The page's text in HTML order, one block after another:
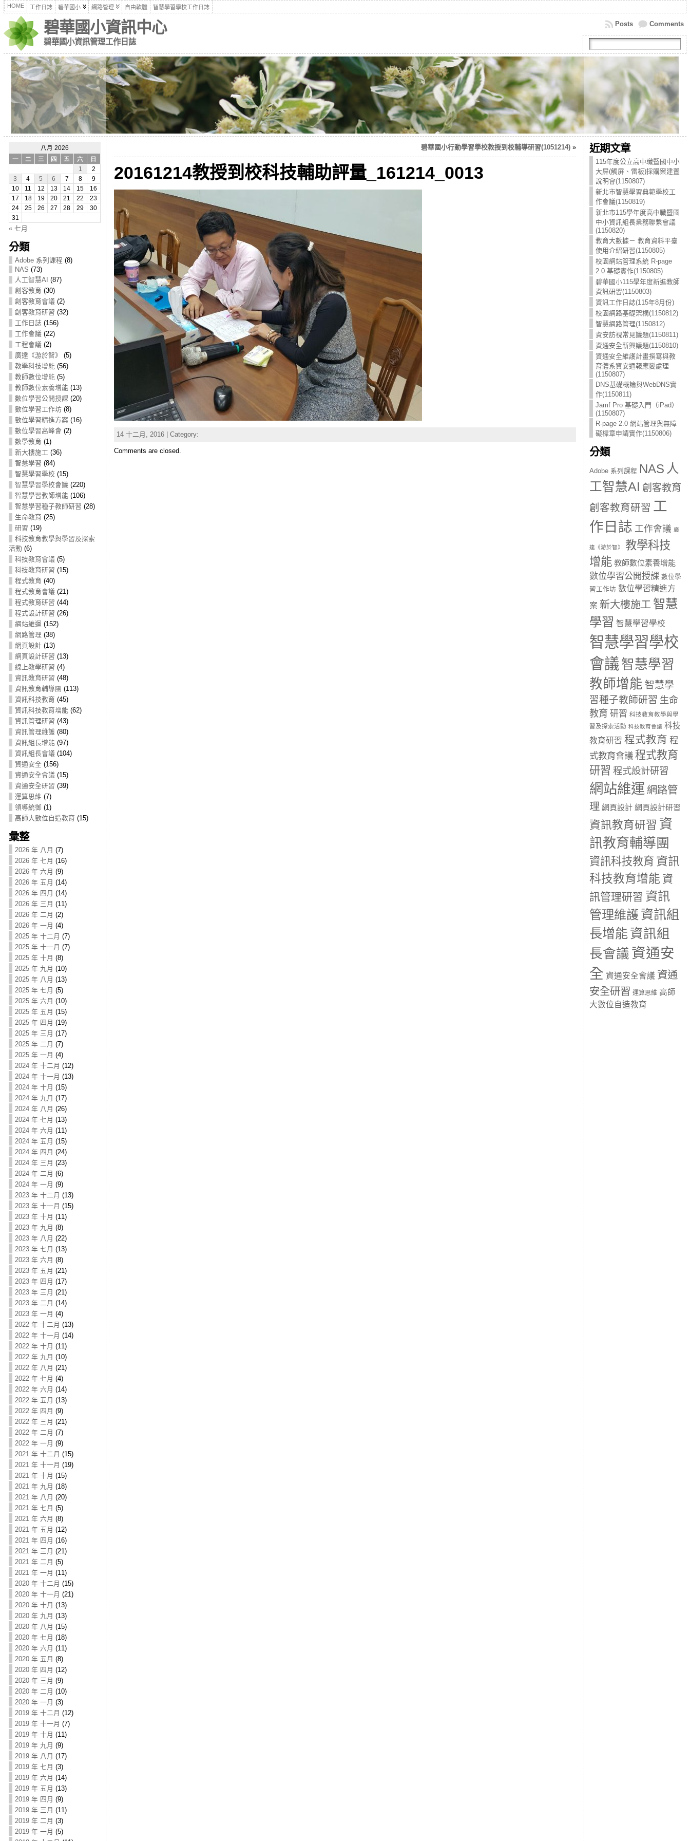
HOME 工作日誌 碧華國小 網路管理 自由軟體 智慧學習學校工作日誌
碧華國小資訊中心
碧華國小資訊管理工作日誌
Comments
Posts
八月 2026
一
二 三 四 五 六
日
1
2
3
4 5 6 7 8
9
10
11 12 13 14 15
16
17
18 19 20 21 22
23
24
25 26 27 28 29
30
31
« 七月
分類
Adobe 系列課程 (8)
NAS (73)
人工智慧AI (87)
創客教育 (30)
創客教育會議 (2)
創客教育研習 (32)
工作日誌 (156)
工作會議 (22)
工程會議 (2)
廣達《游於智》
(5)
教學科技增能(56)
教師數位增能(5)
教師數位素養增能(13)
數位學習公開授課 (20)
數位學習工作坊(8)
數位學習精進方案 (16)
數位學習高峰會 (2)
數學教育 (1)
新大樓施工 (36)
智慧學習 (84)
智慧學習學校 (15)
智慧學習學校會議 (220)
智慧學習教師增能(106)
智慧學習種子教師研習 (28)
生命教育 (25)
研習 (19)
科技教育教學與學習及探索
活動 (6)
科技教育會議 (5)
科技教育研習 (15)
程式教育 (40)
程式教育會議 (21)
程式教育研習 (44)
程式設計研習 (26)
網站維運 (152)
網路管理 (38)
網頁設計(13)
網頁設計研習 (13)
線上教學研習 (4)
資訊教育研習 (48)
資訊教育輔導團 (113)
資訊科技教育 (45)
資訊科技教育增能(62)
資訊管理研習 (43)
資訊管理維護(80)
資訊組長增能(97)
資訊組長會議 (104)
資通安全 (156)
資通安全會議 (15)
資通安全研習 (39)
運算思維 (7)
領導統御 (1)
高師大數位自造教育 (15)
彙整
2026 年 八月 (7)
2026 年 七月 (16)
2026 年 六月 (9)
2026 年 五月 (14)
2026 年 四月 (14)
2026 年 三月 (11)
2026 年 二月 (2)
2026 年 一月 (4)
2025 年 十二月 (7)
2025 年 十一月 (7)
2025 年 十月 (8)
2025 年 九月 (10)
2025 年 八月 (13)
2025 年 七月 (5)
2025 年 六月 (10)
2025 年 五月 (15)
2025 年 四月 (19)
2025 年 三月 (17)
2025 年 二月 (7)
2025 年 一月 (4)
2024 年 十二月 (12)
2024 年 十一月 (13)
2024 年 十月 (15)
2024 年 九月 (17)
2024 年 八月 (26)
2024 年 七月 (13)
2024 年 六月 (11)
2024 年 五月 (15)
2024 年 四月 (24)
2024 年 三月 (23)
2024 年 二月 (6)
2024 年 一月 (9)
2023 年 十二月 (13)
2023 年 十一月 (15)
2023 年 十月 (11)
2023 年 九月 (8)
2023 年 八月 (22)
2023 年 七月 (13)
2023 年 六月 (8)
2023 年 五月 (21)
2023 年 四月 (17)
2023 年 三月 (21)
2023 年 二月 (14)
2023 年 一月 (4)
2022 年 十二月 (13)
2022 年 十一月 (14)
2022 年 十月 (11)
2022 年 九月 (10)
2022 年 八月 (21)
2022 年 七月 (4)
2022 年 六月 (14)
2022 年 五月 (13)
2022 年 四月 (9)
2022 年 三月 (21)
2022 年 二月 (7)
2022 年 一月 (9)
2021 年 十二月 (15)
2021 年 十一月 (19)
2021 年 十月 (15)
2021 年 九月 (18)
2021 年 八月 (20)
2021 年 七月 (5)
2021 年 六月 (8)
2021 年 五月 (12)
2021 年 四月 (16)
2021 年 三月 (21)
2021 年 二月 (5)
2021 年 一月 (11)
2020 年 十二月 (15)
2020 年 十一月 (21)
2020 年 十月 (13)
2020 年 九月 (13)
2020 年 八月 (15)
2020 年 七月 (18)
2020 年 六月 (11)
2020 年 五月 (8)
2020 年 四月 (12)
2020 年 三月 (9)
2020 年 二月 (10)
2020 年 一月 (3)
2019 年 十二月 (12)
2019 年 十一月 (7)
2019 年 十月 (11)
2019 年 九月 (9)
2019 年 八月 (17)
2019 年 七月 (3)
2019 年 六月 (14)
2019 年 五月 (13)
2019 年 四月 (9)
2019 年 三月 (11)
2019 年 二月 (3)
2019 年 一月 (5)
碧華國小行動學習學校教授到校輔導研習(1051214)»
20161214教授到校科技輔助評量_161214_0013
14 十二月, 2016 | Category:
Comments are closed.
近期文章
115年度公立高中職暨國中小
大屏(觸屏、雷板)採購案建置
說明會(1150807)
新北市智慧學習典範學校工
作會議(1150819)
新北市115學年度高中職暨國
中小資訊組長業務聯繫會議
(1150820)
教育大數據－ 教育資料平臺
使用介紹研習(1150805)
校園網站管理系統 R-page
2.0 基礎實作(1150805)
碧華國小115學年度新進教師
資訊研習(1150803)
資訊工作日誌(115年8月份)
校園網路基礎架構(1150812)
智慧網路管理(1150812)
資安訪視常見議題(1150811)
資通安全新興議題(1150810)
資通安全維護計畫撰寫與教
育體系資安通報應變處理
(1150807)
DNS基礎概論與WebDNS實
作(1150811)
Jamf Pro 基礎入門（iPad）
(1150807)
R-page 2.0 網站管理與無障
礙標章申請實作(1150806)
分類
Adobe 系列課程 NAS 人
工智慧AI 創客教育
創客教育研習 工
作日誌 工作會議 廣
達《游於智》
教學科技
增能 教師數位素養增能
數位學習公開授課 數位學
習工作坊 數位學習精進方
案 新大樓施工 智慧
學習 智慧學習學校
智慧學習學校
會議 智慧學習
教師增能 智慧學
習種子教師研習 生命
教育 研習 科技教育教學與學
習及探索活動 科技教育會議 科技
教育研習 程式教育 程
式教育會議 程式教育
研習 程式設計研習
網站維運 網路管
理 網頁設計 網頁設計研習
資訊教育研習 資
訊教育輔導團
資訊科技教育 資訊
科技教育增能 資
訊管理研習 資訊
管理維護 資訊組
長增能資訊組
長會議 資通安
全 資通安全會議 資通
安全研習 運算思維 高師
大數位自造教育